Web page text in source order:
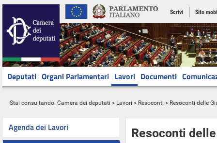
Scrivi Sito
Deputati Organi Parlamentari Lavori Documenti
Stai consultando: Camera dei deputati > Lavori > Resoconti > Resoconti delle
Agenda dei Lavori
Resoconti